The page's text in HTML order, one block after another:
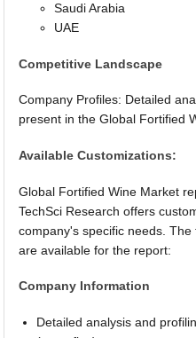
Saudi Arabia
UAE
Competitive Landscape
Company Profiles: Detailed
present in the Global Fortified
Available Customizations:
Global Fortified Wine Market
TechSci Research offers
company's specific needs.
are available for the report:
Company Information
Detailed analysis and